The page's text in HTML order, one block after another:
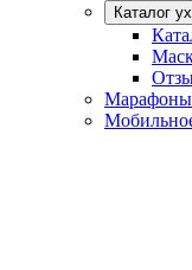
Каталог
Марафоны